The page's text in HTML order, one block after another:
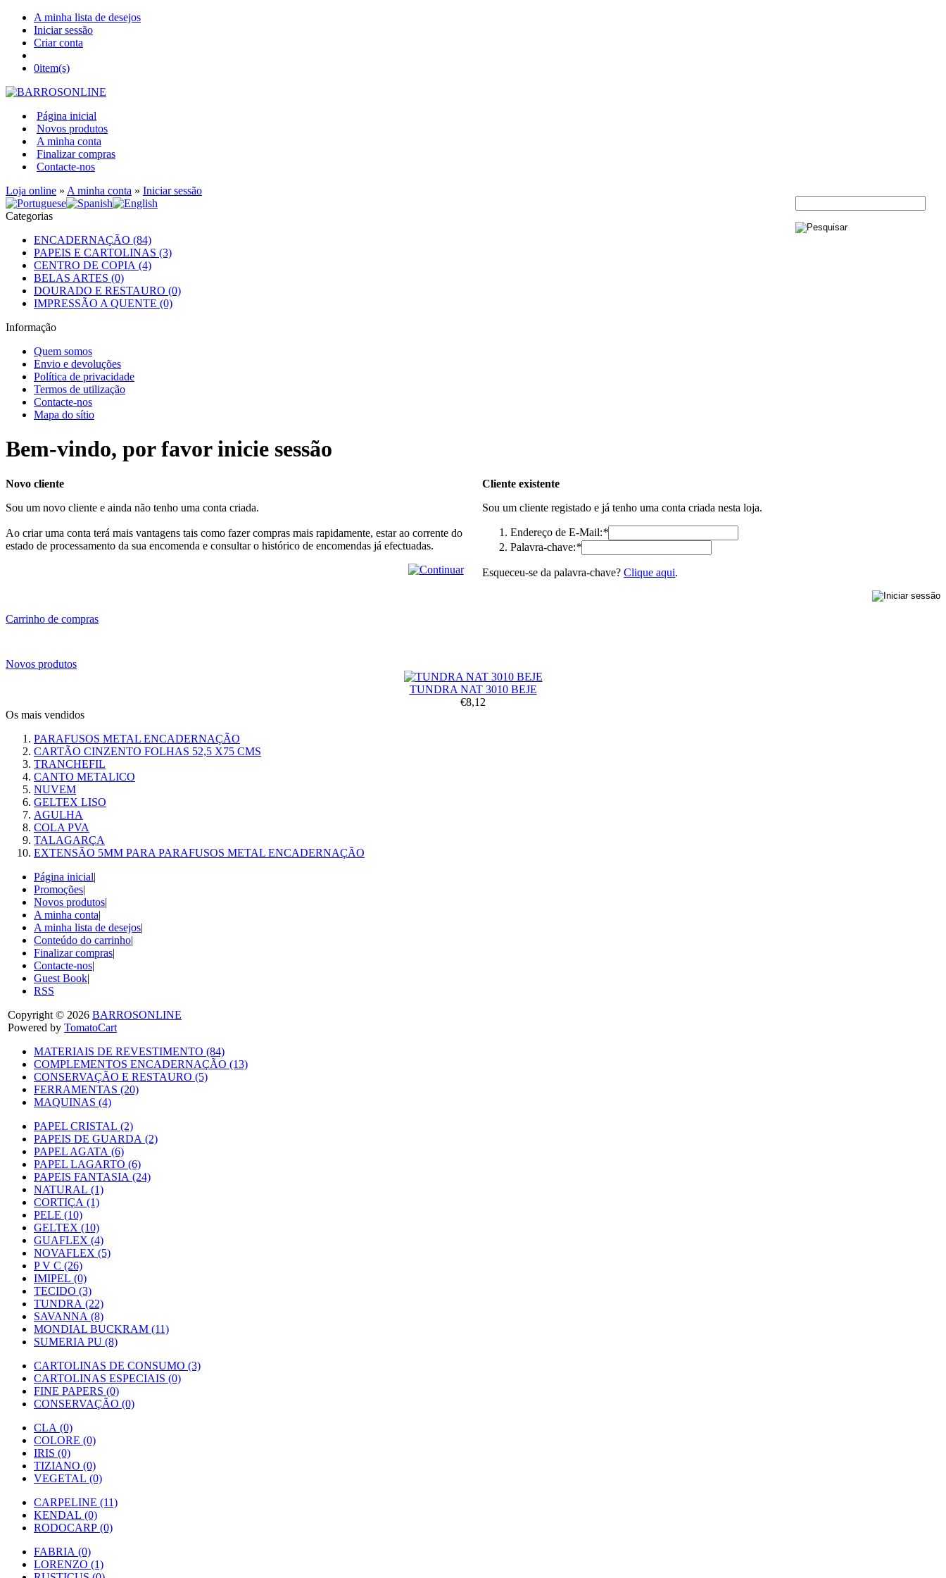
A minha lista de desejos
Iniciar sessão
Criar conta
0item(s)
Página inicial
Novos produtos
A minha conta
Finalizar compras
Contacte-nos
Loja online » A minha conta » Iniciar sessão
Categorias
ENCADERNAÇÃO (84)
PAPEIS E CARTOLINAS (3)
CENTRO DE COPIA (4)
BELAS ARTES (0)
DOURADO E RESTAURO (0)
IMPRESSÃO A QUENTE (0)
Informação
Quem somos
Envio e devoluções
Política de privacidade
Termos de utilização
Contacte-nos
Mapa do sítio
Bem-vindo, por favor inicie sessão
Cliente existente
Sou um cliente registado e já tenho uma conta criada nesta loja.
Endereço de E-Mail:*
Palavra-chave:*
Esqueceu-se da palavra-chave?Clique aqui.
Novo cliente
Sou um novo cliente e ainda não tenho uma conta criada.
Ao criar uma conta terá mais vantagens tais como fazer compras mais rapidamente, estar ao corrente do
estado de processamento da sua encomenda e consultar o histórico de encomendas já efectuadas.
Carrinho de compras
Novos produtos
TUNDRA NAT 3010 BEJE
€8,12
Os mais vendidos
PARAFUSOS METAL ENCADERNAÇÃO
CARTÃO CINZENTO FOLHAS 52,5 X75 CMS
TRANCHEFIL
CANTO METALICO
NUVEM
GELTEX LISO
AGULHA
COLA PVA
TALAGARÇA
EXTENSÃO 5MM PARA PARAFUSOS METAL ENCADERNAÇÃO
Página inicial|
Promoções|
Novos produtos|
A minha conta|
A minha lista de desejos|
Conteúdo do carrinho|
Finalizar compras|
Contacte-nos|
Guest Book|
RSS
Copyright © 2026 BARROSONLINE
Powered by TomatoCart
MATERIAIS DE REVESTIMENTO (84)
COMPLEMENTOS ENCADERNAÇÃO (13)
CONSERVAÇÃO E RESTAURO (5)
FERRAMENTAS (20)
MAQUINAS (4)
PAPEL CRISTAL (2)
PAPEIS DE GUARDA (2)
PAPEL AGATA (6)
PAPEL LAGARTO (6)
PAPEIS FANTASIA (24)
NATURAL (1)
CORTIÇA (1)
PELE (10)
GELTEX (10)
GUAFLEX (4)
NOVAFLEX (5)
P V C (26)
IMIPEL (0)
TECIDO (3)
TUNDRA (22)
SAVANNA (8)
MONDIAL BUCKRAM (11)
SUMERIA PU (8)
CARTOLINAS DE CONSUMO (3)
CARTOLINAS ESPECIAIS (0)
FINE PAPERS (0)
CONSERVAÇÃO (0)
CLA (0)
COLORE (0)
IRIS (0)
TIZIANO (0)
VEGETAL (0)
CARPELINE (11)
KENDAL (0)
RODOCARP (0)
FABRIA (0)
LORENZO (1)